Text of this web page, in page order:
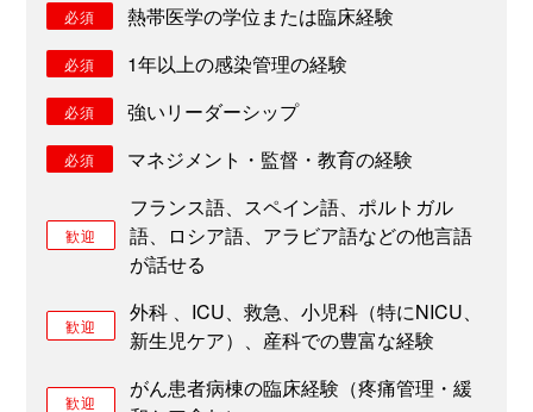
必須 熱帯医学の学位または臨床経験
必須 1年以上の感染管理の経験
必須 強いリーダーシップ
必須 マネジメント・監督・教育の経験
歓迎
フランス語、スペイン語、ポルトガル
語、ロシア語、アラビア語などの他言語
が話せる
歓迎
外科 、ICU、救急、小児科（特にNICU、
新生児ケア）、産科での豊富な経験
歓迎
がん患者病棟の臨床経験（疼痛管理・緩